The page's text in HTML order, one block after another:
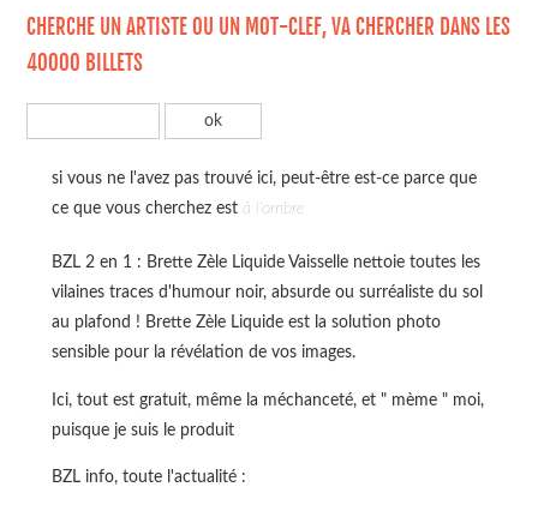
CHERCHE UN ARTISTE OU UN MOT-CLEF, VA CHERCHER DANS LES
40000 BILLETS
si vous ne l'avez pas trouvé ici, peut-être est-ce parce que
ce que vous cherchez est à l'ombre
BZL 2 en 1 : Brette Zèle Liquide Vaisselle nettoie toutes les
vilaines traces d'humour noir, absurde ou surréaliste du sol
au plafond ! Brette Zèle Liquide est la solution photo
sensible pour la révélation de vos images.
Ici, tout est gratuit, même la méchanceté, et " mème " moi,
puisque je suis le produit
BZL info, toute l'actualité :